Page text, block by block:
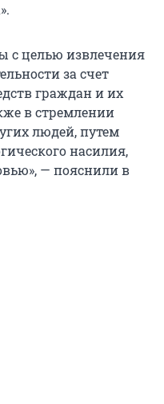
с целью извлечения
за счет
граждан и их
в стремлении
людей, путем
насилия,
— пояснили в